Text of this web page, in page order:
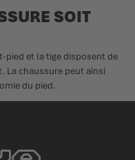
SOIT
pied et la tige disposent de
La chaussure peut ainsi
du pied.